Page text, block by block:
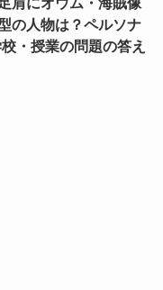
の人物は？ペルソナ
・授業の問題の答え